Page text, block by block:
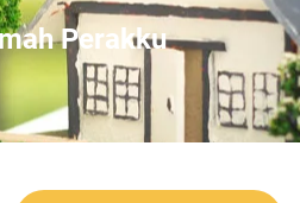
Perakku